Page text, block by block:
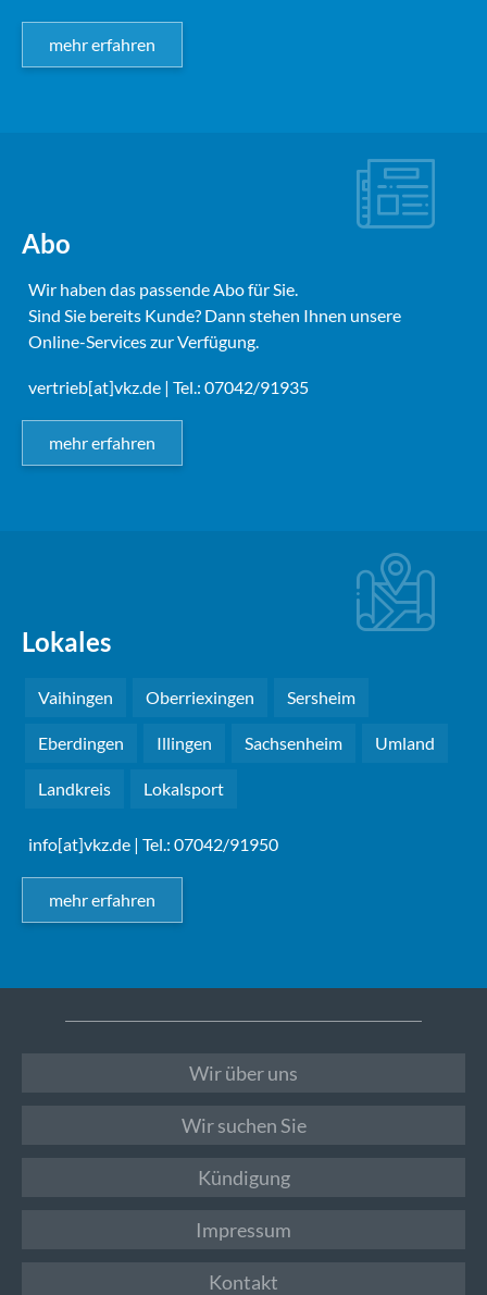
mehr erfahren
Abo
Wir haben das passende Abo für Sie.
Sind Sie bereits Kunde? Dann stehen Ihnen unsere
Online-Services zur Verfügung.
vertrieb[at]vkz.de | Tel.: 07042/91935
mehr erfahren
Lokales
Vaihingen Oberriexingen Sersheim
Eberdingen Illingen Sachsenheim Umland
Landkreis Lokalsport
info[at]vkz.de | Tel.: 07042/91950
mehr erfahren
Wir über uns
Wir suchen Sie
Kündigung
Impressum
Kontakt